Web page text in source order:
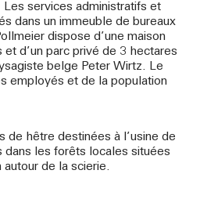
services administratifs et
dans un immeuble de bureaux
dispose d’une maison
d’un parc privé de 3 hectares
belge Peter Wirtz. Le
employés et de la population
de hêtre destinées à l’usine de
dans les forêts locales situées
de la scierie.